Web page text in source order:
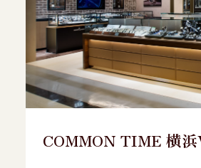
COMMON TIME 横